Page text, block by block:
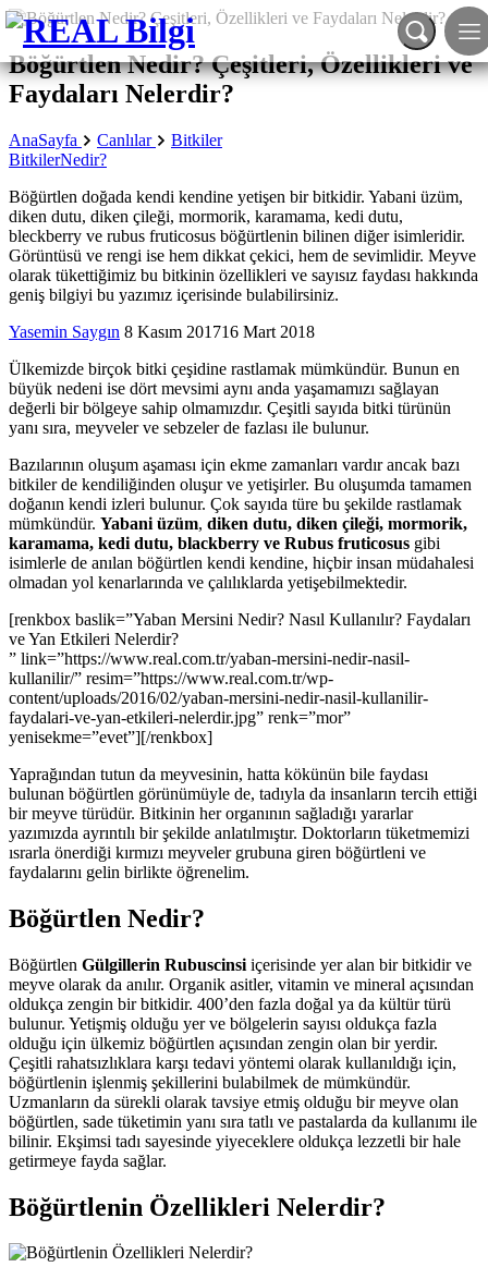
Böğürtlen Nedir? Çeşitleri, Özellikleri ve
Faydaları Nelerdir?
AnaSayfa Canlılar
Bitkiler
BitkilerNedir?
Böğürtlen doğada kendi kendine yetişen bir bitkidir. Yabani üzüm,
diken dutu, diken çileği, mormorik, karamama, kedi dutu,
bleckberry ve rubus fruticosus böğürtlenin bilinen diğer isimleridir.
Görüntüsü ve rengi ise hem dikkat çekici, hem de sevimlidir. Meyve
olarak tükettiğimiz bu bitkinin özellikleri ve sayısız faydası hakkında
geniş bilgiyi bu yazımız içerisinde bulabilirsiniz.
Yasemin Saygın 8 Kasım 201716 Mart 2018
Ülkemizde birçok bitki çeşidine rastlamak mümkündür. Bunun en
büyük nedeni ise dört mevsimi aynı anda yaşamamızı sağlayan
değerli bir bölgeye sahip olmamızdır. Çeşitli sayıda bitki türünün
yanı sıra, meyveler ve sebzeler de fazlası ile bulunur.
Bazılarının oluşum aşaması için ekme zamanları vardır ancak bazı
bitkiler de kendiliğinden oluşur ve yetişirler. Bu oluşumda tamamen
doğanın kendi izleri bulunur. Çok sayıda türe bu şekilde rastlamak
mümkündür. Yabani üzüm, diken dutu, diken çileği, mormorik,
karamama, kedi dutu, blackberry ve Rubus fruticosus gibi
isimlerle de anılan böğürtlen kendi kendine, hiçbir insan müdahalesi
olmadan yol kenarlarında ve çalılıklarda yetişebilmektedir.
[renkbox baslik=”Yaban Mersini Nedir? Nasıl Kullanılır? Faydaları
ve Yan Etkileri Nelerdir?
” link=”https://www.real.com.tr/yaban-mersini-nedir-nasil-
kullanilir/” resim=”https://www.real.com.tr/wp-
content/uploads/2016/02/yaban-mersini-nedir-nasil-kullanilir-
faydalari-ve-yan-etkileri-nelerdir.jpg” renk=”mor”
yenisekme=”evet”][/renkbox]
Yaprağından tutun da meyvesinin, hatta kökünün bile faydası
bulunan böğürtlen görünümüyle de, tadıyla da insanların tercih ettiği
bir meyve türüdür. Bitkinin her organının sağladığı yararlar
yazımızda ayrıntılı bir şekilde anlatılmıştır. Doktorların tüketmemizi
ısrarla önerdiği kırmızı meyveler grubuna giren böğürtleni ve
faydalarını gelin birlikte öğrenelim.
Böğürtlen Nedir?
Böğürtlen Gülgillerin Rubuscinsi içerisinde yer alan bir bitkidir ve
meyve olarak da anılır. Organik asitler, vitamin ve mineral açısından
oldukça zengin bir bitkidir. 400’den fazla doğal ya da kültür türü
bulunur. Yetişmiş olduğu yer ve bölgelerin sayısı oldukça fazla
olduğu için ülkemiz böğürtlen açısından zengin olan bir yerdir.
Çeşitli rahatsızlıklara karşı tedavi yöntemi olarak kullanıldığı için,
böğürtlenin işlenmiş şekillerini bulabilmek de mümkündür.
Uzmanların da sürekli olarak tavsiye etmiş olduğu bir meyve olan
böğürtlen, sade tüketimin yanı sıra tatlı ve pastalarda da kullanımı ile
bilinir. Ekşimsi tadı sayesinde yiyeceklere oldukça lezzetli bir hale
getirmeye fayda sağlar.
Böğürtlenin Özellikleri Nelerdir?